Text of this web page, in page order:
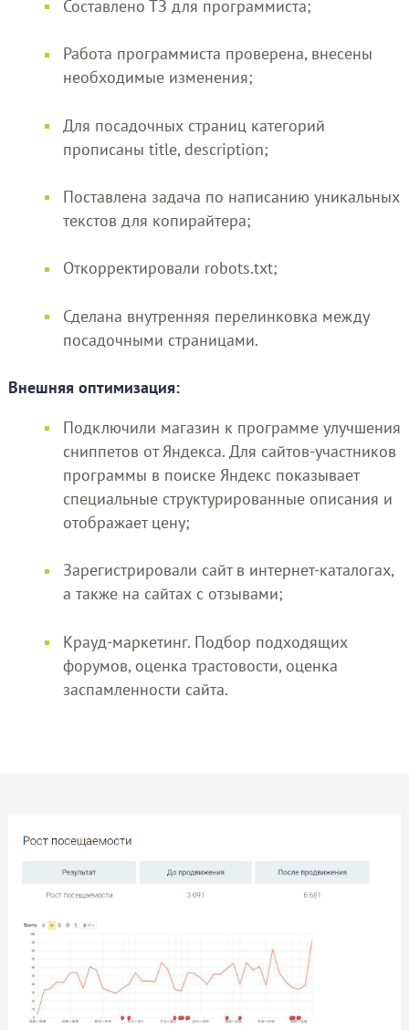
Составлено ТЗ для программиста;
Работа программиста проверена, внесены
необходимые изменения;
Для посадочных страниц категорий
прописаны title, description;
Поставлена задача по написанию уникальных
текстов для копирайтера;
Откорректировали robots.txt;
Сделана внутренняя перелинковка между
посадочными страницами.
Внешняя оптимизация:
Подключили магазин к программе улучшения
сниппетов от Яндекса. Для сайтов-участников
программы в поиске Яндекс показывает
специальные структурированные описания и
отображает цену;
Зарегистрировали сайт в интернет-каталогах,
а также на сайтах с отзывами;
Крауд-маркетинг. Подбор подходящих
форумов, оценка трастовости, оценка
заспамленности сайта.